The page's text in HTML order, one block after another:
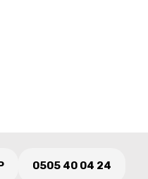
0505 40 04 24